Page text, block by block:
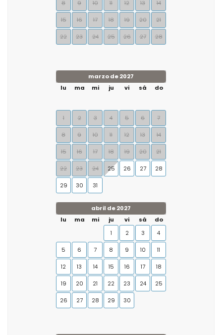
8 9 10 11 12 13 14
15 16 17 18 19 20 21
22 23 24 25 26 27 28
marzo de 2027
lu
ma mi ju vi sá do
1 2 3 4 5 6 7
8 9 10 11 12 13 14
15 16 17 18 19 20 21
22 23 24 25 26 27 28
29 30 31
abril de 2027
lu
ma mi ju vi sá
do
1
2 3 4
5 6 7 8 9 10 11
12 13 14 15 16 17 18
19 20 21 22 23 24 25
26 27 28 29 30